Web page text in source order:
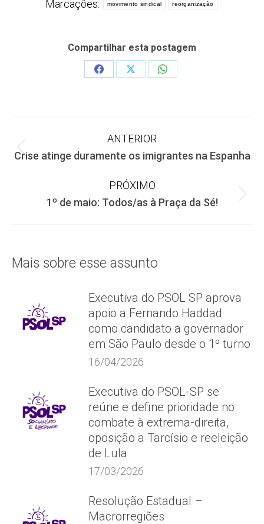
Marcações: movimento sindical reorganização
Compartilhar esta postagem
Share
Share
Share
Navegação
de
post:
ANTERIOR
Post
Crise atinge duramente os imigrantes na Espanha
PRÓXIMO
Próximo
1º de maio: Todos/as à Praça da Sé!
Mais sobre esse assunto
Executiva do PSOL SP aprova
apoio a Fernando Haddad
como candidato a governador
em São Paulo desde o 1º turno
16/04/2026
Executiva do PSOL-SP se
reúne e define prioridade no
combate à extrema-direita,
oposição a Tarcísio e reeleição
de Lula
17/03/2026
Resolução Estadual –
Macrorregiões